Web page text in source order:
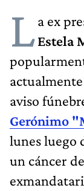
La ex
Estela
aviso
Gerónimo
lunes luego
un cáncer